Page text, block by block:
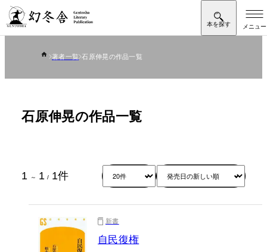
著者一覧 石原伸晃の作品一覧
石原伸晃の作品一覧
1 ～ 1 / 1件
新書
自民復権